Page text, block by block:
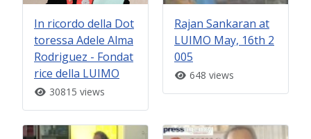
In ricordo della Dot
toressa Adele Alma
Rodriguez - Fondat
rice della LUIMO
30815 views
Rajan Sankaran at
LUIMO May, 16th 2
005
648 views